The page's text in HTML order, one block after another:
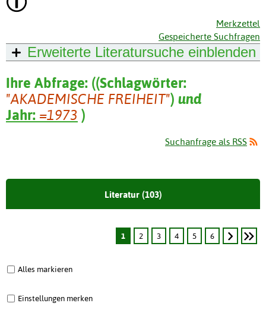
Merkzettel
Gespeicherte Suchfragen
Erweiterte Literatursuche einblenden
Ihre Abfrage: ((Schlagwörter:
"AKADEMISCHE FREIHEIT") und
Jahr: =1973 )
Suchanfrage als RSS
Literatur (103)
1 2 3 4 5 6
Alles markieren
Einstellungen merken